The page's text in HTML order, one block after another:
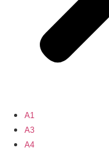
A1
A3
A4